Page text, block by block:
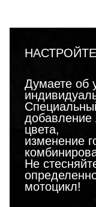
Думаете об
добавление
цвета,
изменение
Не
мотоцикл!